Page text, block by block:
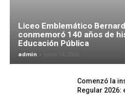
Liceo Emblemático
conmemoró 140 años de
Educación Pública
admin - junio 14, 2026
Comenzó la
Regular 2026: